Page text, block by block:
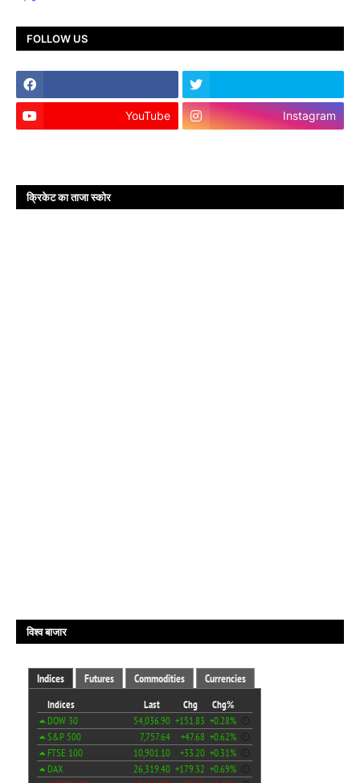
FOLLOW US
YouTube Instagram
क्रिकेट का ताजा स्कोर
विश्व बाजार